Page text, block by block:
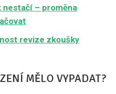
nestačí – proměna
revize zkoušky
MĚLO VYPADAT?